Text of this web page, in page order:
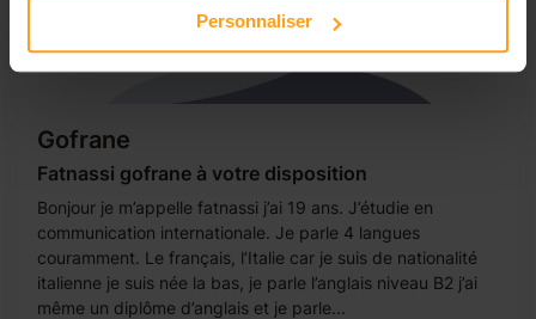
Personnaliser
Gofrane
Fatnassi gofrane à votre disposition
Bonjour je m’appelle fatnassi j’ai 19 ans. J’étudie en
communication internationale. Je parle 4 langues
couramment. Le français, l’Italie car je suis de nationalité
italienne je suis née la bas, je parle l’anglais niveau B2 j’ai
même un diplôme d’anglais et je parle...